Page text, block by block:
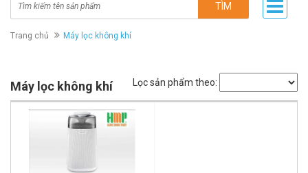
TÌM
Trang chủ Máy lọc không khí
Máy lọc không khí Lọc sản phẩm theo: